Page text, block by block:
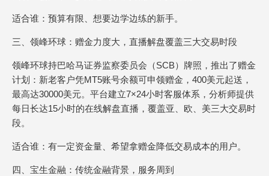
适合谁：预算有限、想要边学边练的新手。
三、领峰环球：赠金力度大，直播解盘覆盖三大交易时段
领峰环球持巴哈马证券监察委员会（SCB）牌照，推出了赠金
计划：新老客户凭MT5账号余额可申领赠金，400美元起送，
最高达30000美元。平台建立7×24小时客服体系，分析师提供
每日长达15小时的在线解盘直播，覆盖亚、欧、美三大交易时
段。
适合谁：有一定资金量、希望拿赠金降低交易成本的用户。
四、宝生金融：传统金融背景，服务周到